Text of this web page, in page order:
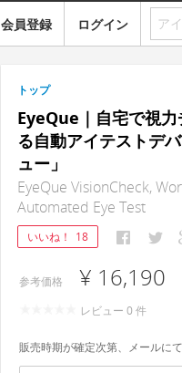
会員登録 ログイン
トップ
EyeQue｜自宅で視力
る自動アイテストデ
ュー」
EyeQue VisionCheck,
Automated Eye Test
いいね！ 18
参考価格 ¥ 16,190
レビュー 0 件
販売時期が確定次第、メールに